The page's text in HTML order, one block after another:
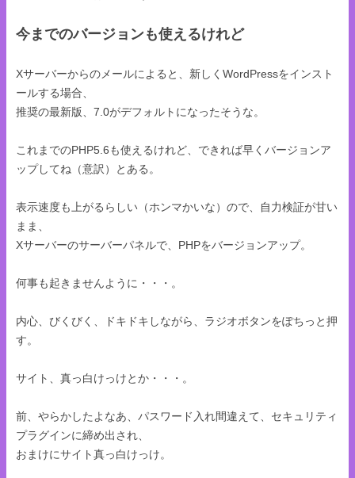
今までのバージョンも使えるけれど
Xサーバーからのメールによると、新しくWordPressをインスト
ールする場合、
推奨の最新版、7.0がデフォルトになったそうな。
これまでのPHP5.6も使えるけれど、できれば早くバージョンア
ップしてね（意訳）とある。
表示速度も上がるらしい（ホンマかいな）ので、自力検証が甘い
まま、
Xサーバーのサーバーパネルで、PHPをバージョンアップ。
何事も起きませんように・・・。
内心、びくびく、ドキドキしながら、ラジオボタンをぽちっと押
す。
サイト、真っ白けっけとか・・・。
前、やらかしたよなあ、パスワード入れ間違えて、セキュリティ
プラグインに締め出され、
おまけにサイト真っ白けっけ。